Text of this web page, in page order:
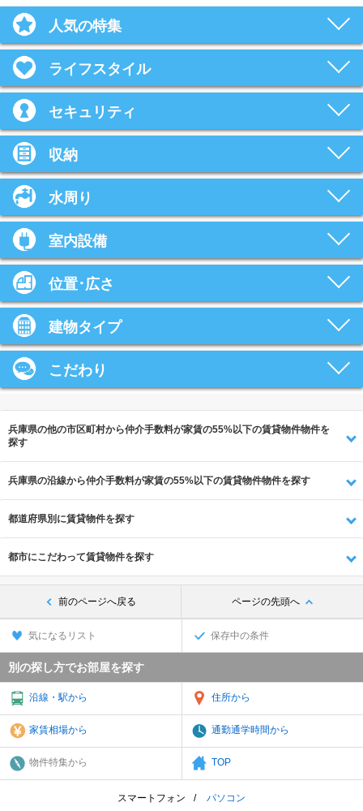
人気の特集
ライフスタイル
セキュリティ
収納
水周り
室内設備
位置･広さ
建物タイプ
こだわり
兵庫県の他の市区町村から仲介手数料が家賃の55%以下の賃貸物件物件を
探す
兵庫県の沿線から仲介手数料が家賃の55%以下の賃貸物件物件を探す
都道府県別に賃貸物件を探す
都市にこだわって賃貸物件を探す
前のページへ戻る ページの先頭へ
気になるリスト 保存中の条件
別の探し方でお部屋を探す
沿線・駅から 住所から
家賃相場から 通勤通学時間から
物件特集から TOP
スマートフォン パソコン